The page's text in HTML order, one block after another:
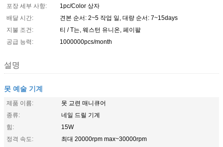
포장 세부 사항:
1pc/Color 상자
배달 시간:
견본 순서: 2~5 작업 일, 대량 순서: 7~15days
지불 조건:
티 / T는, 웨스턴 유니온, 페이팔
공급 능력:
1000000pcs/month
설명
못 예술 기계
제품 이름:
못 교련 매니큐어
종류:
네일 드릴 기계
힘:
15W
정격 속도:
최대 20000rpm max~30000rpm